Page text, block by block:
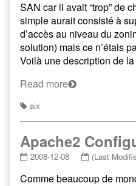
SAN car il avait “trop” de
simple aurait consisté à
d’accès au niveau du
solution) mais ce n’étais
Voilà une description de
Read more
aix
Apache2
2008-12-08 (Last
Comme beaucoup de